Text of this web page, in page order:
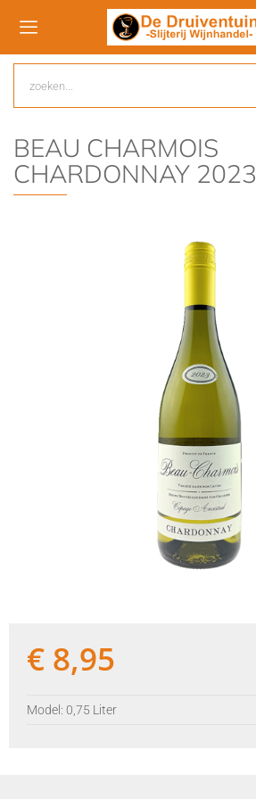
BEAU CHARMOIS
CHARDONNAY 2023
€ 8,95
Model: 0,75 Liter